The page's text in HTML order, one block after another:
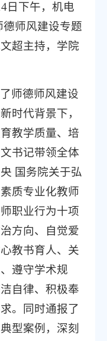
日下午，机电
德师风建设专题
超主持，学院
师德师风建设
时代背景下，
教学质量、培
书记带领全体
国务院关于弘
质专业化教师
职业行为十项
方向、自觉爱
教书育人、关
遵守学术规
自律、积极奉
。同时通报了
型案例，深刻